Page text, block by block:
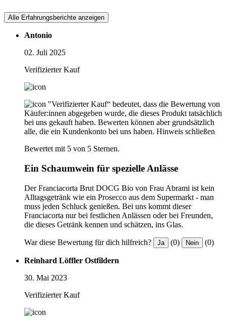
Alle Erfahrungsberichte anzeigen
Antonio
02. Juli 2025
Verifizierter Kauf
"Verifizierter Kauf“ bedeutet, dass die Bewertung von
Käufer:innen abgegeben wurde, die dieses Produkt tatsächlich
bei uns gekauft haben. Bewerten können aber grundsätzlich
alle, die ein Kundenkonto bei uns haben. Hinweis schließen
Bewertet mit 5 von 5 Sternen.
Ein Schaumwein für spezielle Anlässe
Der Franciacorta Brut DOCG Bio von Frau Abrami ist kein
Alltagsgetränk wie ein Prosecco aus dem Supermarkt - man
muss jeden Schluck genießen. Bei uns kommt dieser
Franciacorta nur bei festlichen Anlässen oder bei Freunden,
die dieses Getränk kennen und schätzen, ins Glas.
War diese Bewertung für dich hilfreich? Ja (0) Nein (0)
Reinhard Löffler Ostfildern
30. Mai 2023
Verifizierter Kauf